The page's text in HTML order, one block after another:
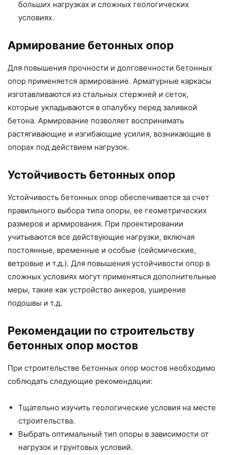
больших нагрузках и сложных геологических
условиях.
Армирование бетонных опор
Для повышения прочности и долговечности бетонных
опор применяется армирование. Арматурные каркасы
изготавливаются из стальных стержней и сеток,
которые укладываются в опалубку перед заливкой
бетона. Армирование позволяет воспринимать
растягивающие и изгибающие усилия, возникающие в
опорах под действием нагрузок.
Устойчивость бетонных опор
Устойчивость бетонных опор обеспечивается за счет
правильного выбора типа опоры, ее геометрических
размеров и армирования. При проектировании
учитываются все действующие нагрузки, включая
постоянные, временные и особые (сейсмические,
ветровые и т.д.). Для повышения устойчивости опор в
сложных условиях могут применяться дополнительные
меры, такие как устройство анкеров, уширение
подошвы и т.д.
Рекомендации по строительству
бетонных опор мостов
При строительстве бетонных опор мостов необходимо
соблюдать следующие рекомендации:
Тщательно изучить геологические условия на месте
строительства.
Выбрать оптимальный тип опоры в зависимости от
нагрузок и грунтовых условий.